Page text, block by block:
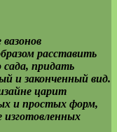
вазонов
расставить
сада, придать
и законченный вид.
царит
и простых форм,